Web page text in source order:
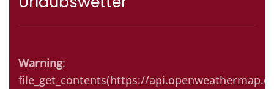
Warning:
file_get_contents(https://